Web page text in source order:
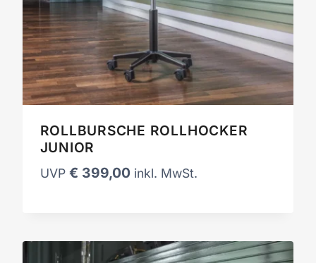
ROLLBURSCHE ROLLHOCKER
JUNIOR
UVP € 399,00 inkl. MwSt.